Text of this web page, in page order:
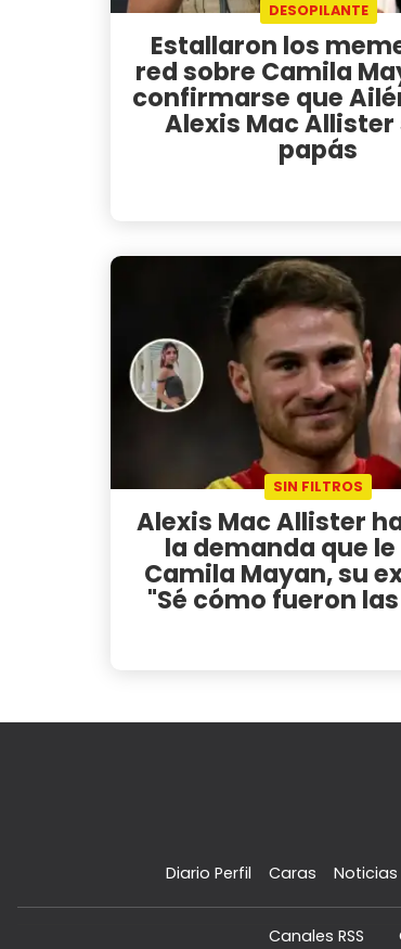
DESOPILANTE
Estallaron los
red sobre Camila
confirmarse que
Alexis Mac Allister
papás
SIN FILTROS
Alexis Mac Allister
la demanda que
Camila Mayan, su
"Sé cómo fueron
Diario Perfil Caras Noticias
Canales RSS